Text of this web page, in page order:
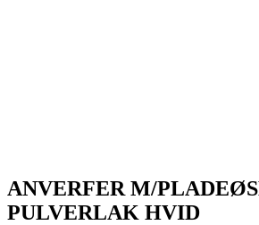
ANVERFER M/
PULVERLAK HVID